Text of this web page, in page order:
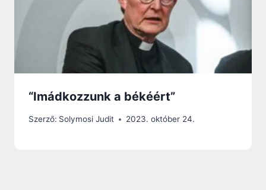
“Imádkozzunk a békéért”
Szerző: Solymosi Judit 2023. október 24.